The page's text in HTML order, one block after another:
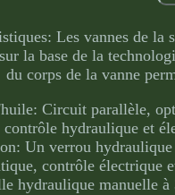
Les vannes de la
la base de la
du corps de la vanne
Circuit parallèle,
contrôle hydraulique et
Un verrou
contrôle électrique
hydraulique manuelle